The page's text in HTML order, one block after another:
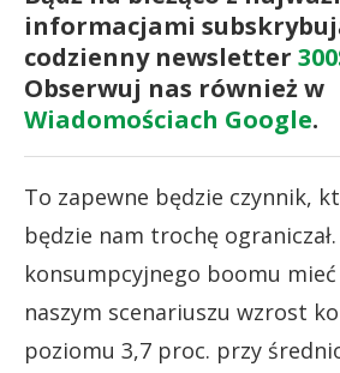
informacjami
codzienny newsletter
Obserwuj nas również w
Wiadomościach Google.
To zapewne będzie czynnik,
będzie nam trochę
konsumpcyjnego boomu
naszym scenariuszu wzrost
poziomu 3,7 proc. przy